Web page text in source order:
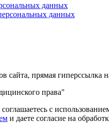
данных
данных
сайта, прямая гиперссылка
права"
с
и даете согласие на